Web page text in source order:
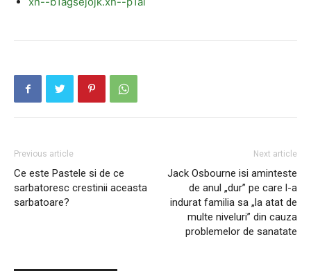
Previous article
Ce este Pastele si de ce
sarbatoresc crestinii aceasta
sarbatoare?
Next article
Jack Osbourne isi aminteste
de anul „dur” pe care l-a
indurat familia sa „la atat de
multe niveluri” din cauza
problemelor de sanatate